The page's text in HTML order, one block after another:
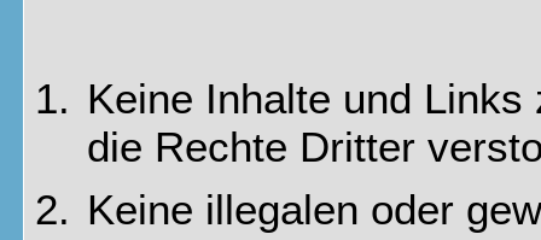
Keine Inhalte und
die Rechte Dritter
Keine illegalen oder